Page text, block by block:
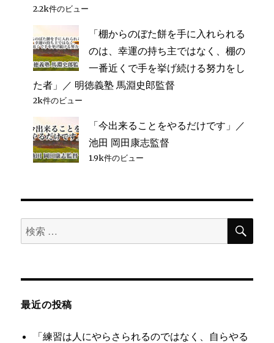
2.2k件のビュー
「棚からのぼた餅を手に入れられる
のは、幸運の持ち主ではなく、棚の
一番近くで手を挙げ続ける努力をし
た者」／ 明徳義塾 馬淵史郎監督
2k件のビュー
「今出来ることをやるだけです」／
池田 岡田康志監督
1.9k件のビュー
検
索
象:
検
最近の投稿
「練習は人にやらさられるのではなく、自らやる